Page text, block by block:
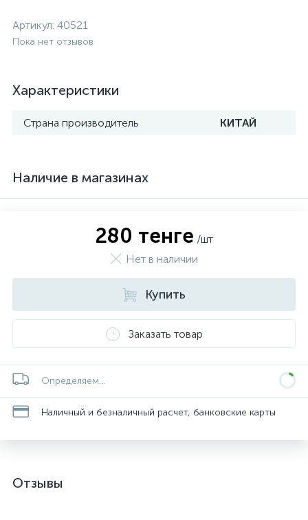
Артикул: 40521
Пока нет отзывов
Характеристики
Страна производитель КИТАЙ
Наличие в магазинах
280 тенге /шт
Нет в наличии
Купить
Заказать товар
Определяем...
Наличный и безналичный расчет, банковские карты
Отзывы